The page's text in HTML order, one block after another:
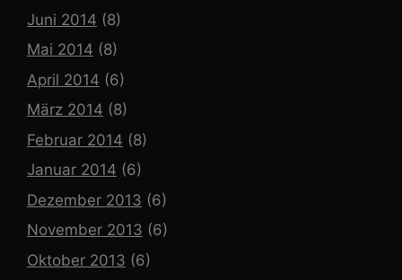
Juni 2014 (8)
Mai 2014 (8)
April 2014 (6)
März 2014 (8)
Februar 2014 (8)
Januar 2014 (6)
Dezember 2013 (6)
November 2013 (6)
Oktober 2013 (6)